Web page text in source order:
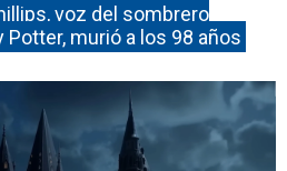
voz del sombrero
murió a los 98 años